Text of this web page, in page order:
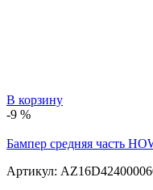
В корзину
-9 %
Бампер средняя часть
Артикул: